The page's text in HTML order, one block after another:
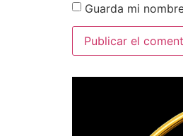
Guarda mi